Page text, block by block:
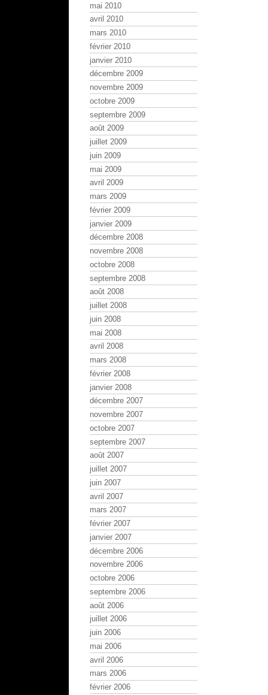
mai 2010
avril 2010
mars 2010
février 2010
janvier 2010
décembre 2009
novembre 2009
octobre 2009
septembre 2009
août 2009
juillet 2009
juin 2009
mai 2009
avril 2009
mars 2009
février 2009
janvier 2009
décembre 2008
novembre 2008
octobre 2008
septembre 2008
août 2008
juillet 2008
juin 2008
mai 2008
avril 2008
mars 2008
février 2008
janvier 2008
décembre 2007
novembre 2007
octobre 2007
septembre 2007
août 2007
juillet 2007
juin 2007
avril 2007
mars 2007
février 2007
janvier 2007
décembre 2006
novembre 2006
octobre 2006
septembre 2006
août 2006
juillet 2006
juin 2006
mai 2006
avril 2006
mars 2006
février 2006